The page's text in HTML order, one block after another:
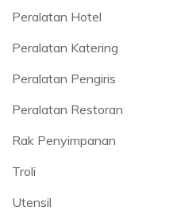
Peralatan Hotel
Peralatan Katering
Peralatan Pengiris
Peralatan Restoran
Rak Penyimpanan
Troli
Utensil